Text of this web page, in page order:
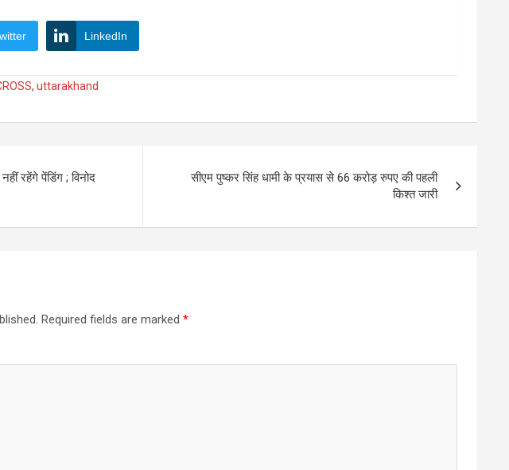
LinkedIn
, uttarakhand
रहेंगे पेंडिंग ; विनोद
सीएम पुष्कर सिंह धामी के प्रयास से 66 करोड़ रुपए की पहली
किश्त जारी
Required fields are marked *